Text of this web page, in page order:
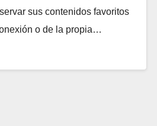
sus contenidos favoritos
o de la propia…